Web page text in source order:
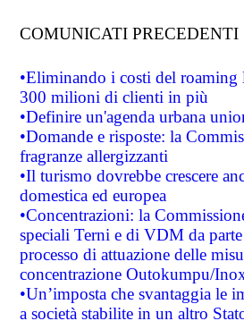
COMUNICATI PRECEDENTI
•Eliminando i costi del roaming
300 milioni di clienti in più
•Definire un'agenda urbana
•Domande e risposte: la
fragranze allergizzanti
•Il turismo dovrebbe crescere
domestica ed europea
•Concentrazioni: la
speciali Terni e di VDM da
processo di attuazione delle
concentrazione Outokumpu/
•Un’imposta che svantaggia le
a società stabilite in un altro